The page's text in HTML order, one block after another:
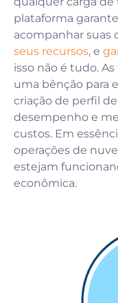
plataforma
acompanhar suas
seus recursos, e
isso não é tudo.
uma bênção para
criação de perfil
desempenho e
custos. Em
operações de
estejam
econômica.